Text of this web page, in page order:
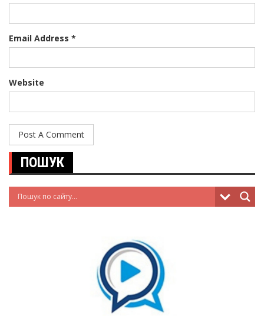
Email Address *
Website
ПОШУК